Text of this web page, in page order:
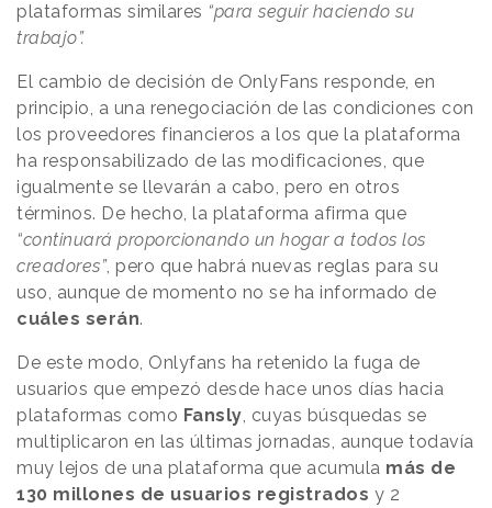
plataformas similares “para seguir haciendo su
trabajo”.
El cambio de decisión de OnlyFans responde, en
principio, a una renegociación de las condiciones con
los proveedores financieros a los que la plataforma
ha responsabilizado de las modificaciones, que
igualmente se llevarán a cabo, pero en otros
términos. De hecho, la plataforma afirma que
“continuará proporcionando un hogar a todos los
creadores”, pero que habrá nuevas reglas para su
uso, aunque de momento no se ha informado de
cuáles serán.
De este modo, Onlyfans ha retenido la fuga de
usuarios que empezó desde hace unos días hacia
plataformas como Fansly, cuyas búsquedas se
multiplicaron en las últimas jornadas, aunque todavía
muy lejos de una plataforma que acumula más de
130 millones de usuarios registrados y 2